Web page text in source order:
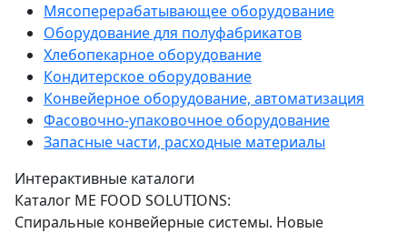
Мясоперерабатывающее оборудование
Оборудование для полуфабрикатов
Хлебопекарное оборудование
Кондитерское оборудование
Конвейерное оборудование, автоматизация
Фасовочно-упаковочное оборудование
Запасные части, расходные материалы
Интерактивные каталоги
Каталог ME FOOD SOLUTIONS:
Спиральные конвейерные системы. Новые